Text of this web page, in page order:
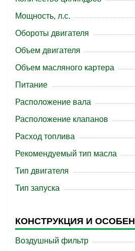
Мощность, л.с.
Обороты двигателя
Объем двигателя
Объем масляного картера
Питание
Расположение вала
Расположение клапанов
Расход топлива
Рекомендуемый тип масла
Тип двигателя
Тип запуска
КОНСТРУКЦИЯ И
Воздушный фильтр